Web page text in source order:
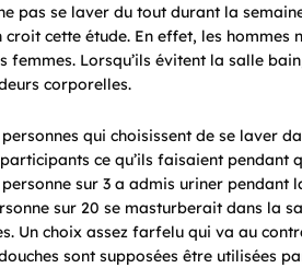
pas se laver du tout durant la
cette étude. En effet, les hommes
femmes. Lorsqu’ils évitent la salle
corporelles.
qui choisissent de se laver
ce qu’ils faisaient pendant
sur 3 a admis uriner pendant
sur 20 se masturberait dans la
Un choix assez farfelu qui va au
sont supposées être utilisées